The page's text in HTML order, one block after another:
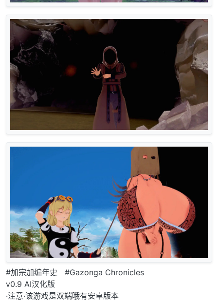
#加宗加编年史 #Gazonga Chronicles
v0.9 AI汉化版
·注意·该游戏是双端哦有安卓版本